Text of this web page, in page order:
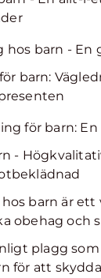
hos barn - En
barn:
för barn:
-
barn är
obehag och
plagg
för att